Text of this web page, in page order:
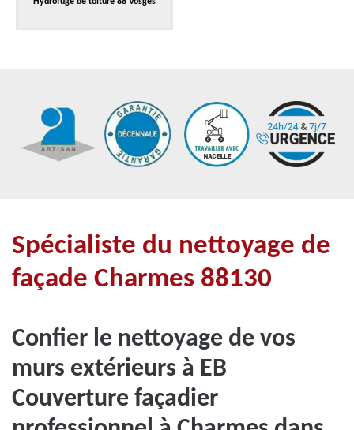
Spécialiste du nettoyage de
façade Charmes 88130
Confier le nettoyage de vos
murs extérieurs à EB
Couverture façadier